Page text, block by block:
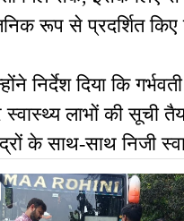
रूप से प्रदर्शित किए
निर्देश दिया कि
स्वास्थ्य लाभों की सूची
के साथ-साथ निजी